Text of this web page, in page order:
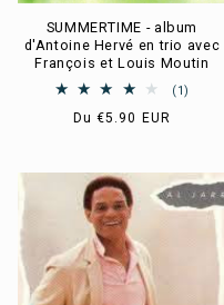
SUMMERTIME - album
d'Antoine Hervé en trio avec
François et Louis Moutin
(1)
Prix
Du€5.90 EUR